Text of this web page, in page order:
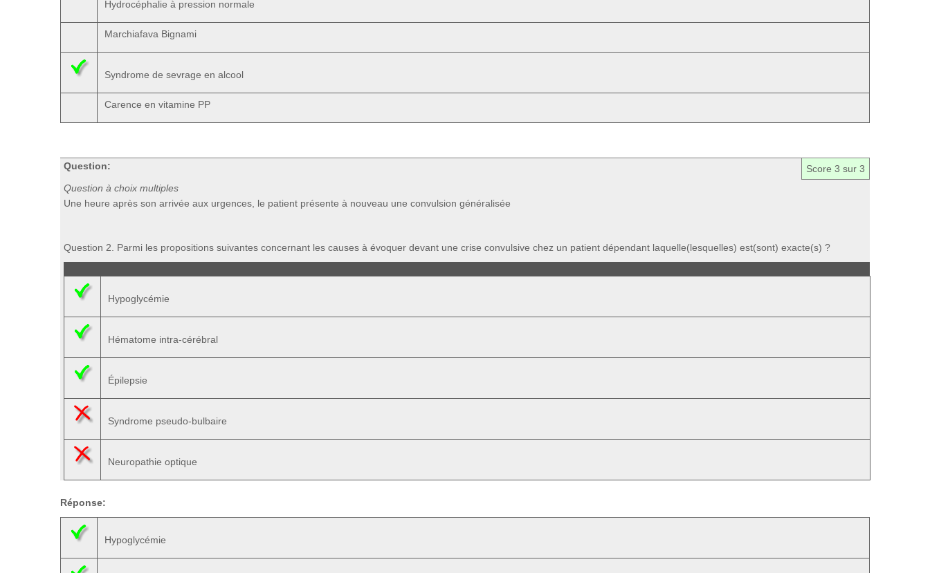
Hydrocéphalie à pression normale
Marchiafava Bignami
Syndrome de sevrage en alcool
Carence en vitamine PP
Score 3 sur 3
Question:
Question à choix multiples
Une heure après son arrivée aux urgences, le patient présente à nouveau une convulsion généralisée
Question 2. Parmi les propositions suivantes concernant les causes à évoquer devant une crise convulsive chez un patient dépendant laquelle(lesquelles) est(sont) exacte(s) ?
Hypoglycémie
Hématome intra-cérébral
Épilepsie
Syndrome pseudo-bulbaire
Neuropathie optique
Réponse:
Hypoglycémie